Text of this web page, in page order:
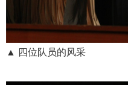
▲ 四位队员的风采